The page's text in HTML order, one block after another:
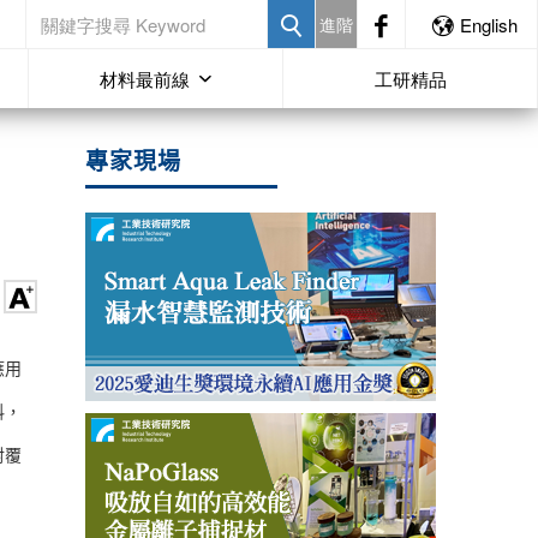
進階 English
材料最前線 工研精品
覆
專家現場